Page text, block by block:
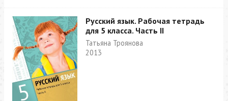
Русский язык. Рабочая тетрадь
для 5 класса. Часть II
Татьяна Троянова
2013